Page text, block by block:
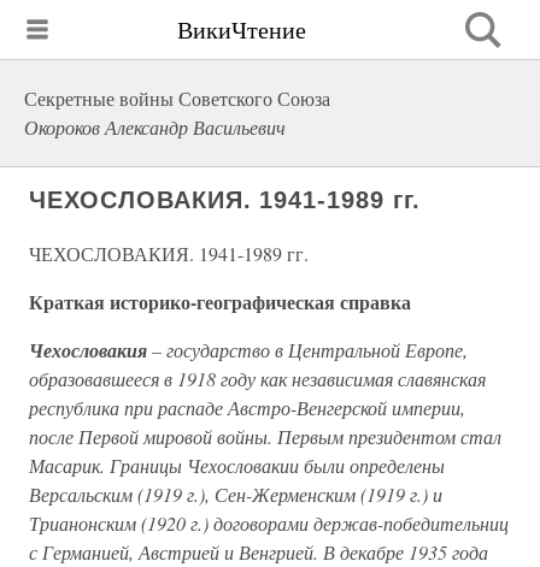
ВикиЧтение
Секретные войны Советского Союза
Окороков Александр Васильевич
ЧЕХОСЛОВАКИЯ. 1941-1989 гг.
ЧЕХОСЛОВАКИЯ. 1941-1989 гг.
Краткая историко-географическая справка
Чехословакия– государство в Центральной Европе,
образовавшееся в 1918 году как независимая славянская
республика при распаде Австро-Венгерской империи,
после Первой мировой войны. Первым президентом стал
Масарик. Границы Чехословакии были определены
Версальским (1919 г.), Сен-Жерменским (1919 г.) и
Трианонским (1920 г.) договорами держав-победительниц
с Германией, Австрией и Венгрией. В декабре 1935 года